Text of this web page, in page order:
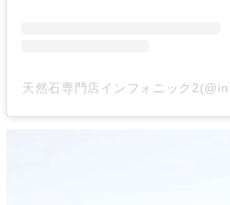
天然石専門店インフォニック